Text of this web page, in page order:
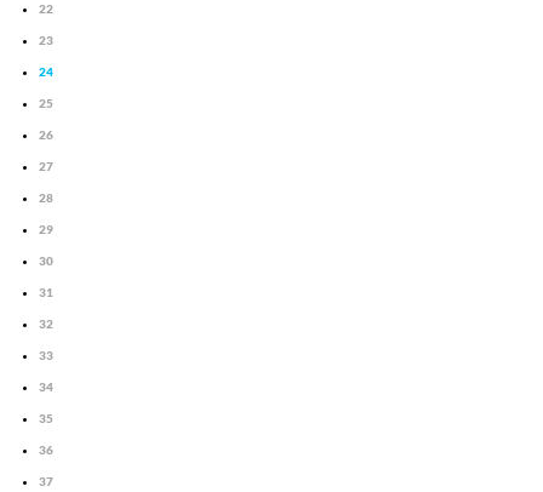
22
23
24
25
26
27
28
29
30
31
32
33
34
35
36
37